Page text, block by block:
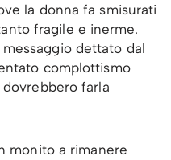
la donna fa smisurati
fragile e inerme.
dettato dal
complottismo
farla
monito a rimanere